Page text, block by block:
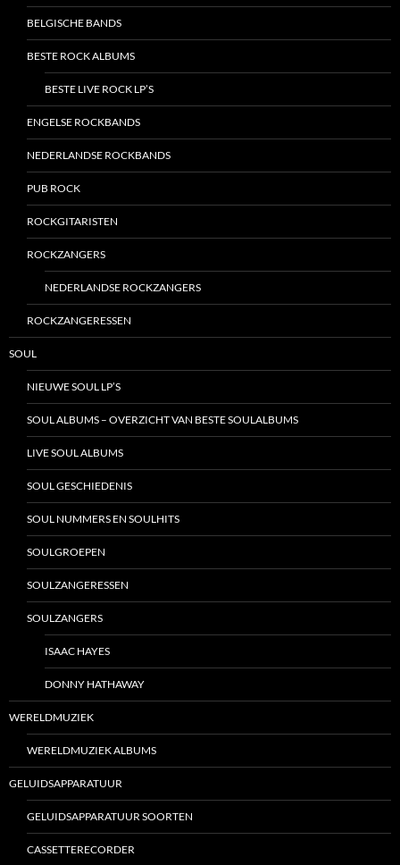
BELGISCHE BANDS
BESTE ROCK ALBUMS
BESTE LIVE ROCK LP’S
ENGELSE ROCKBANDS
NEDERLANDSE ROCKBANDS
PUB ROCK
ROCKGITARISTEN
ROCKZANGERS
NEDERLANDSE ROCKZANGERS
ROCKZANGERESSEN
SOUL
NIEUWE SOUL LP’S
SOUL ALBUMS – OVERZICHT VAN BESTE SOULALBUMS
LIVE SOUL ALBUMS
SOUL GESCHIEDENIS
SOUL NUMMERS EN SOULHITS
SOULGROEPEN
SOULZANGERESSEN
SOULZANGERS
ISAAC HAYES
DONNY HATHAWAY
WERELDMUZIEK
WERELDMUZIEK ALBUMS
GELUIDSAPPARATUUR
GELUIDSAPPARATUUR SOORTEN
CASSETTERECORDER